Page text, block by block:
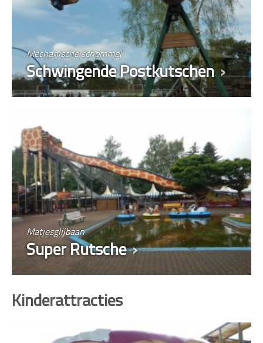
Mechanische schommel
Schwingende Postkutschen
Matjesglijbaan
Super Rutsche
Kinderattracties